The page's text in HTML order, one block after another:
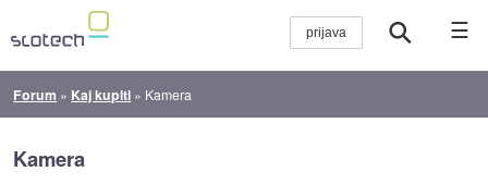
☰
Forum » Kaj kupiti » Kamera
Kamera